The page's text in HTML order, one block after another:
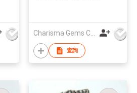
Charisma Gems Co Ltd
查詢